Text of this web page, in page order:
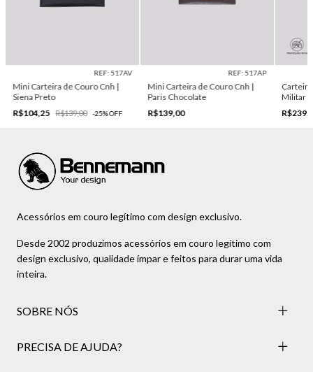
REF: 517AV
Mini Carteira de Couro Cnh |
Siena Preto
R$104,25
R$139,00 -25%OFF
REF: 517AP
Mini Carteira de Couro Cnh |
Paris Chocolate
R$139,00
Militar
Acessórios em couro legítimo com design exclusivo.
Desde 2002 produzimos acessórios em couro legítimo com
design exclusivo, qualidade ímpar e feitos para durar uma vida
inteira.
SOBRE NÓS
PRECISA DE AJUDA?